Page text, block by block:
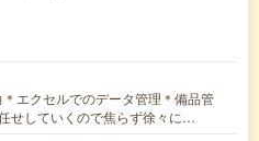
エクセルでのデータ管理＊備品管
せしていくので焦らず徐々に…